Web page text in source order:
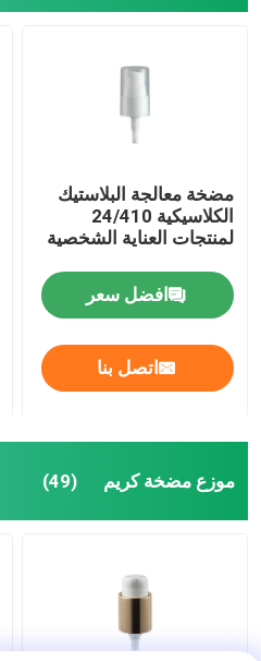
مضخة معالجة البلاستيك
الكلاسيكية 24/410
لمنتجات العناية الشخصية
افضل سعر
اتصل بنا
موزع مضخة كريم (49)